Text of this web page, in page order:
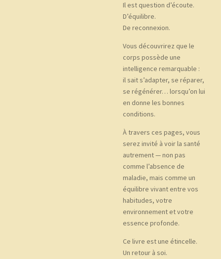
Il est question d’écoute.
D’équilibre.
De reconnexion.
Vous découvrirez que le
corps possède une
intelligence remarquable :
il sait s’adapter, se réparer,
se régénérer… lorsqu’on lui
en donne les bonnes
conditions.
À travers ces pages, vous
serez invité à voir la santé
autrement — non pas
comme l’absence de
maladie, mais comme un
équilibre vivant entre vos
habitudes, votre
environnement et votre
essence profonde.
Ce livre est une étincelle.
Un retour à soi.